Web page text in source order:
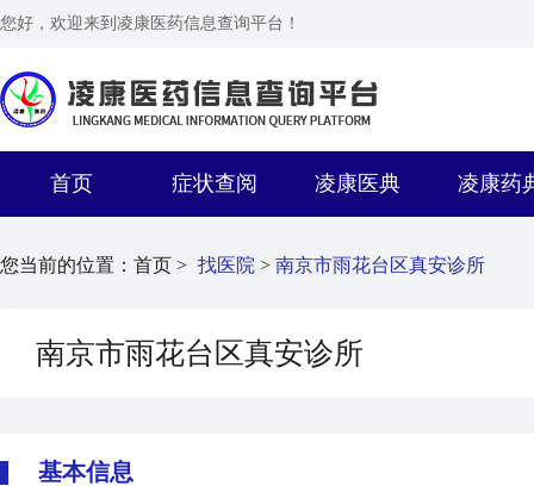
您好，欢迎来到凌康医药信息查询平台！
首页 症状查阅 凌康医典 凌康药
您当前的位置： 首页 > 找医院 > 南京市雨花台区真安诊所
南京市雨花台区真安诊所
基本信息